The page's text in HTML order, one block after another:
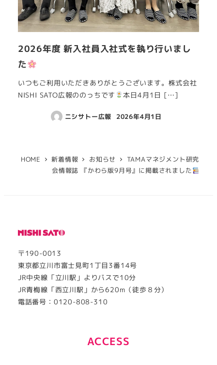
2026年度 新入社員入社式を執り行いまし
た
いつもご利用いただきありがとうございます。株式会社
NISHI SATO広報ののっちです
本日4月1日 […]
ニシサトー広報 2026年4月1日
HOME 新着情報 お知らせ
TAMAマネジメント研究
会情報誌 『かわら版9月号』に掲載されました
〒190-0013
東京都立川市富士見町1丁目3番14号
JR中央線「立川駅」よりバスで10分
JR青梅線「西立川駅」から620m（徒歩８分）
電話番号：0120-808-310
ACCESS